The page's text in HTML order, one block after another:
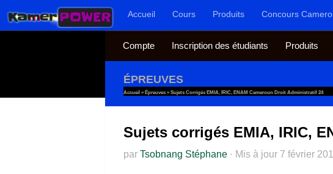
Au dessous du contenuAccueil Cours Produits Concours
Compte Inscription des étudiants Produits
ÉPREUVES
Accueil » Épreuves » Sujets Corrigés EMIA, IRIC, ENAM Cameroun Droit Administratif 24
Sujets corrigés EMIA, IRIC,
par Tsobnang Stéphane · Mis à jour 7 février